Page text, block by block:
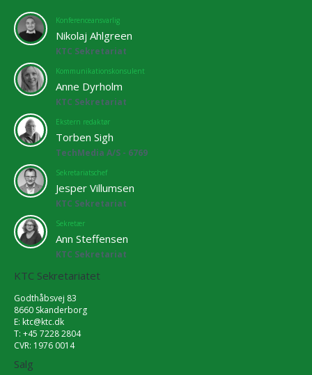
Konferenceansvarlig
Nikolaj Ahlgreen
KTC Sekretariat
Kommunikationskonsulent
Anne Dyrholm
KTC Sekretariat
Ekstern redaktør
Torben Sigh
TechMedia A/S - 6769
Sekretariatschef
Jesper Villumsen
KTC Sekretariat
Sekretær
Ann Steffensen
KTC Sekretariat
KTC Sekretariatet
Godthåbsvej 83
8660 Skanderborg
E: ktc@ktc.dk
T: +45 7228 2804
CVR: 1976 0014
Salg